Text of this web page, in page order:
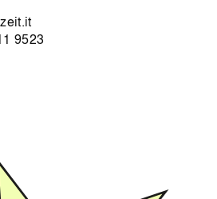
9523